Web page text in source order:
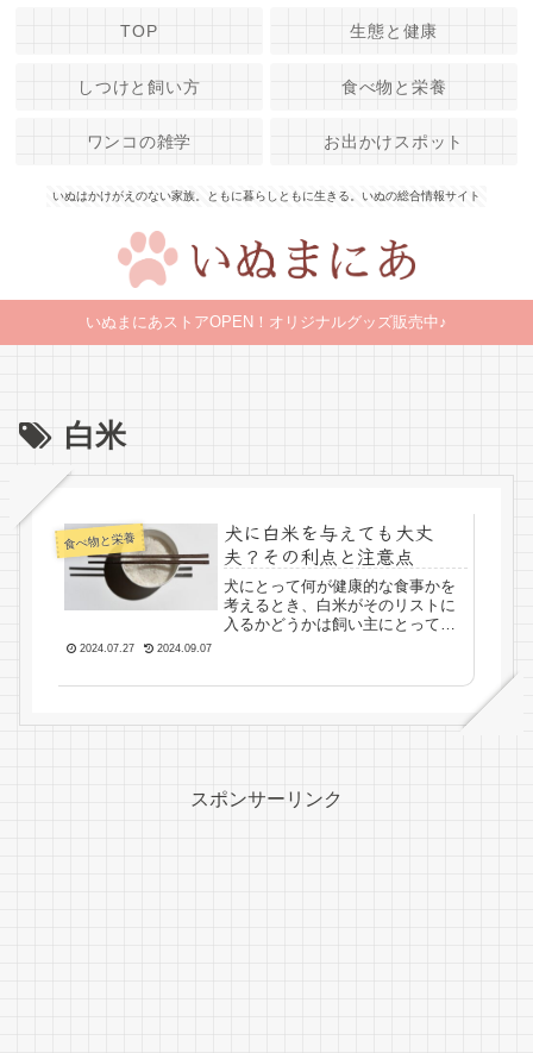
いぬはかけがえのない家族。ともに暮らしともに生きる。いぬの総合情報サイト
TOP 生態と健康
しつけと飼い方 食べ物と栄養
ワンコの雑学 お出かけスポット
いぬまにあストアOPEN！オリジナルグッズ販売中♪
白米
食べ物と栄養
犬に白米を与えても大丈
夫？その利点と注意点
犬にとって何が健康的な食事かを
考えるとき、白米がそのリストに
入るかどうかは飼い主にとって重
2024.07.27 2024.09.07
スポンサーリンク